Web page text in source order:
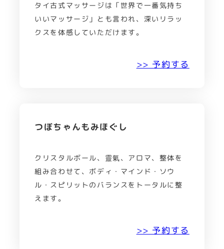
タイ古式マッサージは「世界で一番気持ち
いいマッサージ」とも言われ、深いリラッ
クスを体感していただけます。
>> 予約する
つぼちゃんもみほぐし
クリスタルボール、靈氣、アロマ、整体を
組み合わせて、ボディ・マインド・ソウ
ル・スピリットのバランスをトータルに整
えます。
>> 予約する